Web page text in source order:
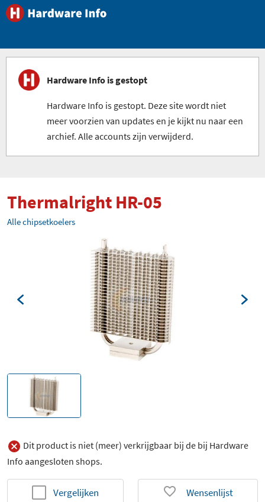
Hardware Info is gestopt
Hardware Info is gestopt. Deze site wordt niet
meer voorzien van updates en je kijkt nu naar een
archief. Alle accounts zijn verwijderd.
Thermalright HR-05
Alle chipsetkoelers
Dit product is niet (meer) verkrijgbaar bij de bij Hardware
Info aangesloten shops.
Vergelijken Wensenlijst